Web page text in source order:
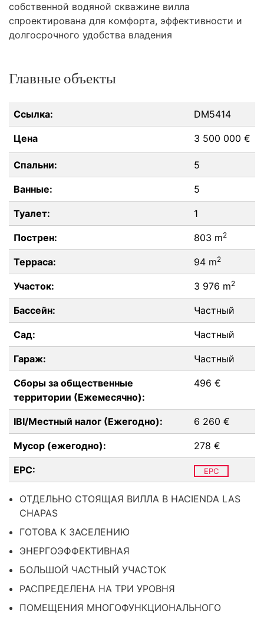
собственной водяной скважине вилла
спроектирована для комфорта, эффективности и
долгосрочного удобства владения
Главные объекты
Ссылка: DM5414
Цена 3 500 000 €
Спальни: 5
Ванные: 5
Туалет: 1
Пострен: 803 m2
Терраса: 94 m2
Участок: 3 976 m2
Бассейн: Частный
Сад: Частный
Гараж: Частный
Сборы за общественные
территории (Ежемесячно):
496 €
IBI/Местный налог (Ежегодно): 6 260 €
Мусор (ежегодно): 278 €
EPC: EPC
ОТДЕЛЬНО СТОЯЩАЯ ВИЛЛА В HACIENDA LAS
CHAPAS
ГОТОВА К ЗАСЕЛЕНИЮ
ЭНЕРГОЭФФЕКТИВНАЯ
БОЛЬШОЙ ЧАСТНЫЙ УЧАСТОК
РАСПРЕДЕЛЕНА НА ТРИ УРОВНЯ
ПОМЕЩЕНИЯ МНОГОФУНКЦИОНАЛЬНОГО